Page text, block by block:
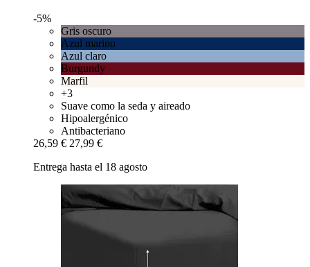
-5%
Gris oscuro
Azul marino
Azul claro
Burgundy
Marfil
+3
Suave como la seda y aireado
Hipoalergénico
Antibacteriano
26,59 € 27,99 €
Entrega hasta el 18 agosto